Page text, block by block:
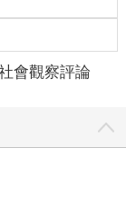
它讓它懷孕的。
出了人工流產的
到工作崗位上，
筆錢。我們懷著
會觀察評論